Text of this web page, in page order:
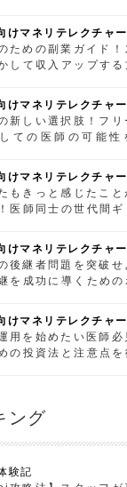
けマネリテレクチャー
ための副業ガイド！
して収入アップする
けマネリテレクチャー
新しい選択肢！フリ
ての医師の可能性
けマネリテレクチャー
もきっと感じたこと
医師同士の世代間ギ
けマネリテレクチャー
後継者問題を突破せ
を成功に導くための
けマネリテレクチャー
用を始めたい医師必
の投資法と注意点を
ング
験記